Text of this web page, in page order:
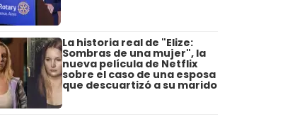
La historia real de "Elize:
Sombras de una mujer", la
nueva película de Netflix
sobre el caso de una esposa
que descuartizó a su marido